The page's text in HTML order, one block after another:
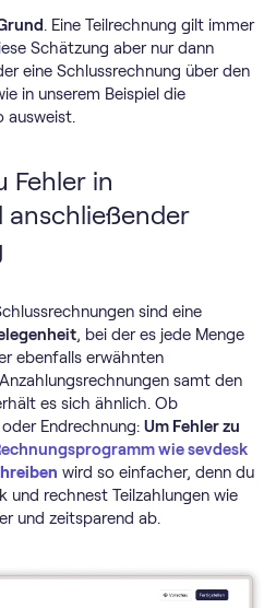
. Eine Teilrechnung gilt immer
Schätzung aber nur dann
eine Schlussrechnung über den
in unserem Beispiel die
ausweist.
Fehler in
anschließender
sind eine
, bei der es jede Menge
ebenfalls erwähnten
samt den
es sich ähnlich. Ob
Endrechnung: Um Fehler zu
wie sevdesk
wird so einfacher, denn du
und rechnest Teilzahlungen wie
und zeitsparend ab.